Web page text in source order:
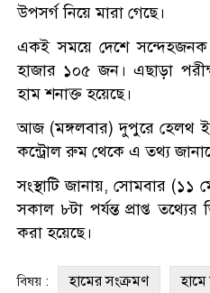
উপসর্গ নিয়ে মারা গেছে।
একই সময়ে দেশে সন্দেহজনক
হাজার ১০৫ জন। এছাড়া
হাম শনাক্ত হয়েছে।
আজ (মঙ্গলবার) দুপুরে হেলথ
কন্ট্রোল রুম থেকে এ তথ্য
সংস্থাটি জানায়, সোমবার (১১
সকাল ৮টা পর্যন্ত প্রাপ্ত তথ্যের
করা হয়েছে।
বিষয় : হামের সংক্রমণ